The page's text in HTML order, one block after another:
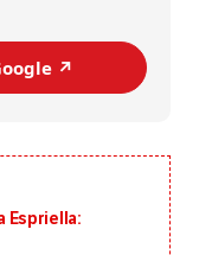
↗️
Espriella: